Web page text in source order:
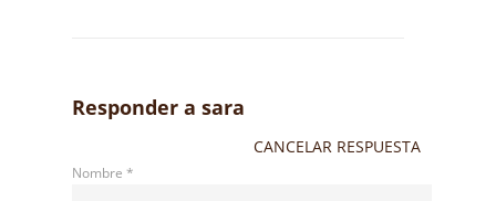
Responder a sara
CANCELAR RESPUESTA
Nombre *